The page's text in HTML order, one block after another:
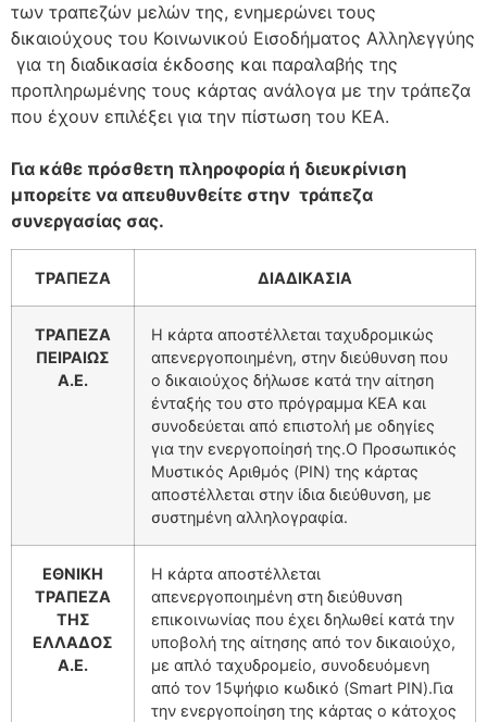
των τραπεζών μελών της, ενημερώνει τους
δικαιούχους του Κοινωνικού Εισοδήματος Αλληλεγγύης
για τη διαδικασία έκδοσης και παραλαβής της
προπληρωμένης τους κάρτας ανάλογα με την τράπεζα
που έχουν επιλέξει για την πίστωση του ΚΕΑ.
Για κάθε πρόσθετη πληροφορία ή διευκρίνιση
μπορείτε να απευθυνθείτε στην τράπεζα
συνεργασίας σας.
ΤΡΑΠΕΖΑ ΔΙΑΔΙΚΑΣΙΑ
ΤΡΑΠΕΖΑ
ΠΕΙΡΑΙΩΣ
Α.Ε.
Η κάρτα αποστέλλεται ταχυδρομικώς
απενεργοποιημένη, στην διεύθυνση που
ο δικαιούχος δήλωσε κατά την αίτηση
ένταξής του στο πρόγραμμα ΚΕΑ και
συνοδεύεται από επιστολή με οδηγίες
για την ενεργοποίησή της.Ο Προσωπικός
Μυστικός Αριθμός (PIN) της κάρτας
αποστέλλεται στην ίδια διεύθυνση, με
συστημένη αλληλογραφία.
ΕΘΝΙΚΗ
ΤΡΑΠΕΖΑ
ΤΗΣ
ΕΛΛΑΔΟΣ
Α.Ε.
Η κάρτα αποστέλλεται
απενεργοποιημένη στη διεύθυνση
επικοινωνίας που έχει δηλωθεί κατά την
υποβολή της αίτησης από τον δικαιούχο,
με απλό ταχυδρομείο, συνοδευόμενη
από τον 15ψήφιο κωδικό (Smart PIN).Για
την ενεργοποίηση της κάρτας o κάτοχος